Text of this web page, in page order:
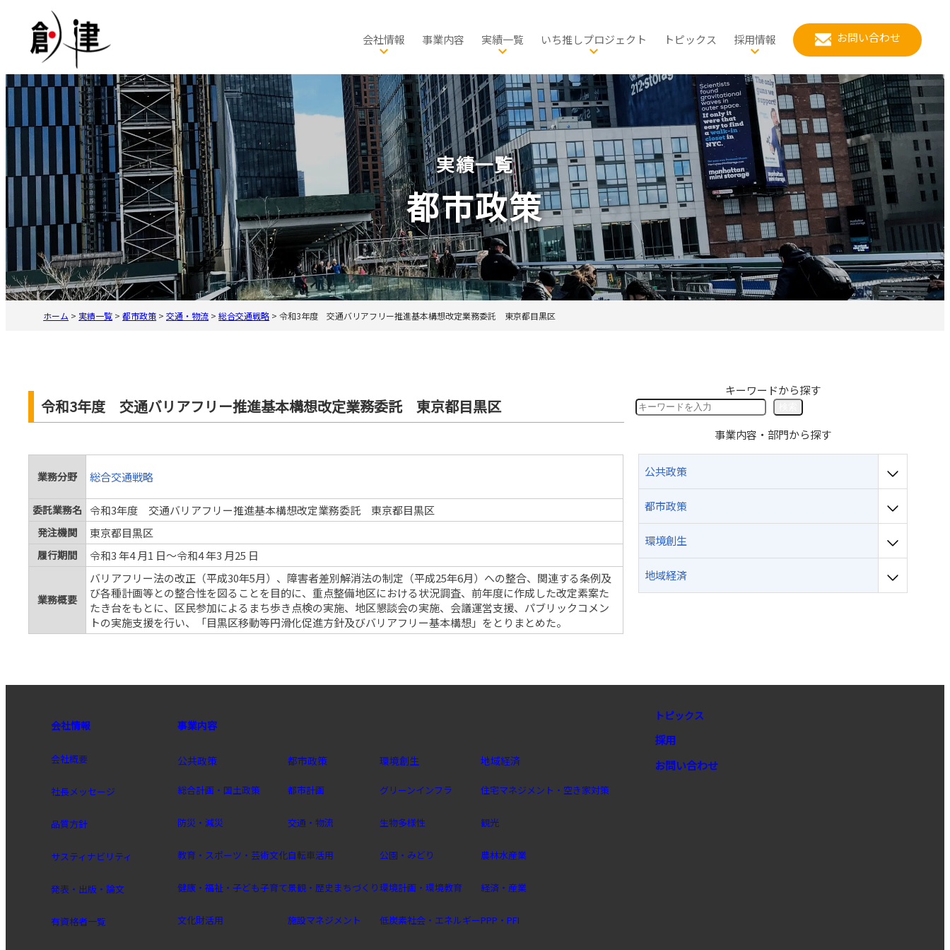
キ
ッ
プ
会社情報
社長メッセージ
品質方針
サスティナビリティ
発表・出版・論文
有資格者一覧
事業所一覧
事業内容 実績一覧
防災・減災
教育・スポーツ・芸術文化
健康・福祉・子ども子育て
文化財活用
都市政策
都市計画
交通・物流
自転車活用
景観・歴史まちづくり
施設マネジメント
環境創生
グリーンインフラ
生物多様性
公園・みどり
環境計画・環境教育
脱炭素社会・エネルギー
地域経済
住宅マネジメント・空き家対策
観光
農林水産業
経済・産業
PPP・PFI
いち推しプロジェクト
健康増進計画
マイ・タイムライン
立地適正化計画
自転車活用推進計画・自転車総
合計画
歴史的風致維持向上計画（歴ま
ち計画）
まちなかウォーカブル
環境創生
グリーンインフラ推進計画
都市公園の再配置計画
インクルーシブな公園づくり
地域経済
公共用地の民間活力導入検討
トピックス 採用情報
ワークライフバランス
社員の1日の流れ
社員の紹介
入社FAQ／よくある質問
募集案内
応募方法
選考方法
新卒（第二新卒）採用・キャリ
ア採用
インターンについて
お問い合わせ
都市政策
実績一覧
ホーム > 実績一覧 >都市政策 >交通・物流 >総合交通戦略 >令和3年度 交通バリアフリー推進基本構想改定業務委託 東京都目黒区
令和3年度 交通バリアフリー推進基本構想改定業務委託 東京都目黒区
業務分野 総合交通戦略
委託業務名 令和3年度 交通バリアフリー推進基本構想改定業務委託 東京都目黒区
発注機関 東京都目黒区
履行期間 令和3 年4 月1 日～令和4 年3 月25 日
業務概要
バリアフリー法の改正（平成30年5月）、障害者差別解消法の制定（平成25年6月）への整合、関連する条例及
び各種計画等との整合性を図ることを目的に、重点整備地区における状況調査、前年度に作成した改定素案た
たき台をもとに、区民参加によるまち歩き点検の実施、地区懇談会の実施、会議運営支援、パブリックコメン
トの実施支援を行い、「目黒区移動等円滑化促進方針及びバリアフリー基本構想」をとりまとめた。
キーワードから探す
索
事業内容・部門から探す
公共政策
都市政策
環境創生
地域経済
会社情報
会社概要
社長メッセージ
品質方針
サスティナビリティ
発表・出版・論文
有資格者一覧
事業内容
公共政策
総合計画・国土政策
防災・減災
教育・スポーツ・芸術文化
健康・福祉・子ども子育て
文化財活用
都市政策
都市計画
交通・物流
自転車活用
景観・歴史まちづくり
施設マネジメント
環境創生
グリーンインフラ
生物多様性
公園・みどり
環境計画・環境教育
低炭素社会・エネルギー
地域経済
住宅マネジメント・空き家対策
観光
農林水産業
経済・産業
PPP・PFI
トピックス
採用
お問い合わせ